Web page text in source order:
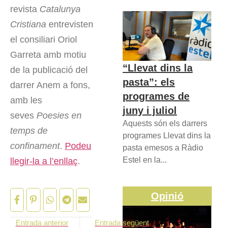
revista Catalunya
Cristiana entrevisten
el consiliari Oriol
Garreta amb motiu
de la publicació del
darrer Anem a fons,
amb les
seves Poesies en
temps de
confinament. Podeu
llegir-la a l’enllaç.
Entrada anterior Entrada següent
“Llevat dins la
pasta”: els
programes de
juny i juliol
Aquests són els darrers
programes Llevat dins la
pasta emesos a Ràdio
Estel en la...
Opinió